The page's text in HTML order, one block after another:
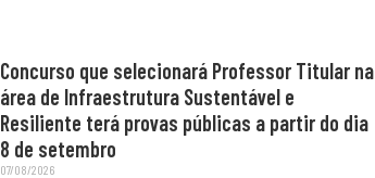
Concurso que selecionará Professor Titular na
área de Infraestrutura Sustentável e
Resiliente terá provas públicas a partir do dia
8 de setembro
07/08/2026